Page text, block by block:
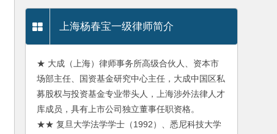
上海杨春宝一级律师简介
★ 大成（上海）律师事务所高级合伙人、资本市
场部主任、国资基金研究中心主任，大成中国区私
募股权与投资基金专业带头人，上海涉外法律人才
库成员，具有上市公司独立董事任职资格。
★★ 复旦大学法学学士（1992）、悉尼科技大学